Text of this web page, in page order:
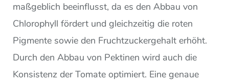
maßgeblich beeinflusst, da es den Abbau von
Chlorophyll fördert und gleichzeitig die roten
Pigmente sowie den Fruchtzuckergehalt erhöht.
Durch den Abbau von Pektinen wird auch die
Konsistenz der Tomate optimiert. Eine genaue